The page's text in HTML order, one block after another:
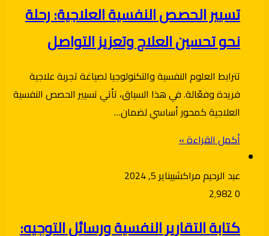
تسيير الحصص النفسية العلاجية: رحلة
نحو تحسين العلاج وتعزيز التواصل
تترابط العلوم النفسية والتكنولوجيا لصياغة تجربة علاجية
فريدة وفعّالة. في هذا السياق، تأتي تسيير الحصص النفسية
العلاجية كمحور أساسي لضمان…
أكمل القراءة »
عبد الرحيم مراكشييناير 5, 2024
0
كتابة التقارير النفسية ورسائل التوجيه: